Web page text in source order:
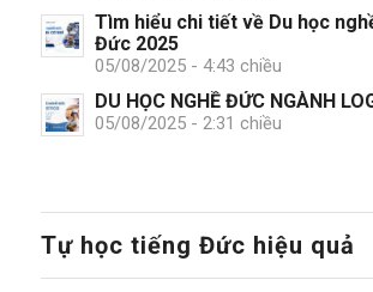
Tìm hiểu chi tiết về Du học
Đức 2025
05/08/2025 - 4:43 chiều
DU HỌC NGHỀ ĐỨC NGÀNH
05/08/2025 - 2:31 chiều
Tự học tiếng Đức hiệu quả